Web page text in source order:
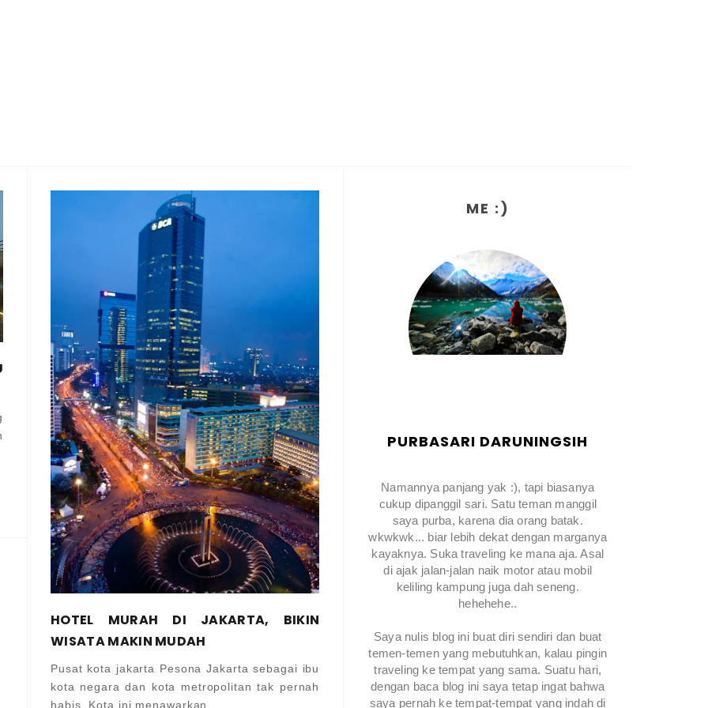
HOTEL MURAH DI JAKARTA, BIKIN
WISATA MAKIN MUDAH
Pusat kota jakarta Pesona Jakarta sebagai ibu
kota negara dan kota metropolitan tak pernah
habis. Kota ini menawarkan...
ME :)
PURBASARI DARUNINGSIH
Namannya panjang yak :), tapi biasanya
cukup dipanggil sari. Satu teman manggil
saya purba, karena dia orang batak.
wkwkwk... biar lebih dekat dengan marganya
kayaknya. Suka traveling ke mana aja. Asal
di ajak jalan-jalan naik motor atau mobil
keliling kampung juga dah seneng.
hehehehe..
Saya nulis blog ini buat diri sendiri dan buat
temen-temen yang mebutuhkan, kalau pingin
traveling ke tempat yang sama. Suatu hari,
dengan baca blog ini saya tetap ingat bahwa
saya pernah ke tempat-tempat yang indah di